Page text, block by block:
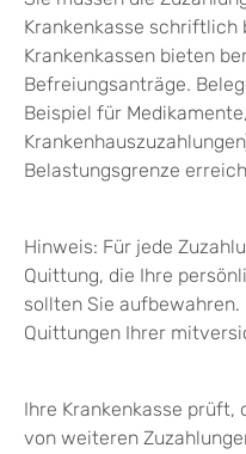
Krankenkasse schriftlich
Krankenkassen bieten
Befreiungsanträge.
Beispiel für
Belastungsgrenze
Hinweis: Für jede
Quittung, die Ihre
sollten Sie
Quittungen Ihrer
Ihre Krankenkasse prüft,
von weiteren